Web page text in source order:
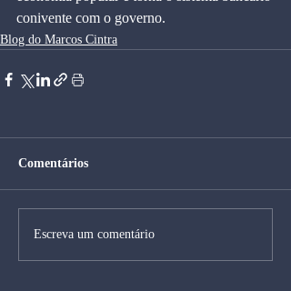
conivente com o governo.
Blog do Marcos Cintra
Comentários
Escreva um comentário